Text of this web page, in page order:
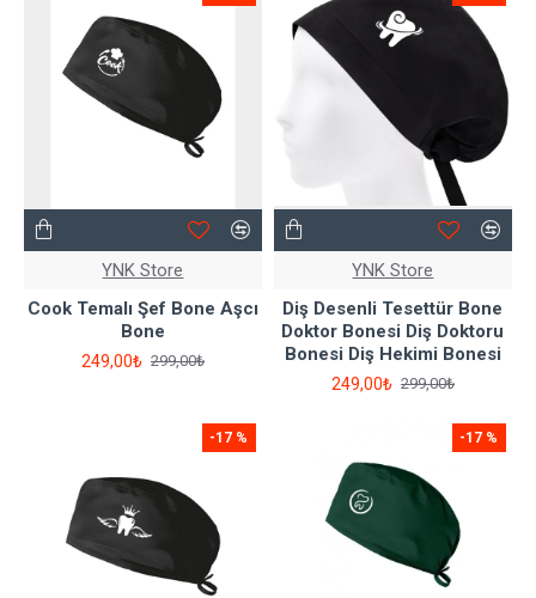
YNK Store
Cook Temalı Şef Bone Aşcı
Bone
249,00₺ 299,00₺
YNK Store
Diş Desenli Tesettür Bone
Doktor Bonesi Diş Doktoru
Bonesi Diş Hekimi Bonesi
249,00₺ 299,00₺
-17 % -17 %